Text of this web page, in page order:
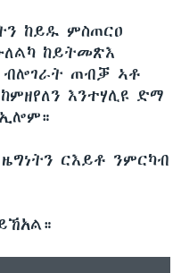
ከይዱ ምስጠርዐ
ከይትመጽእ
ብሎገራት ጠብቓ ኣቶ
እንተሃሊዩ ድማ
ርእይቶ ንምርካብ